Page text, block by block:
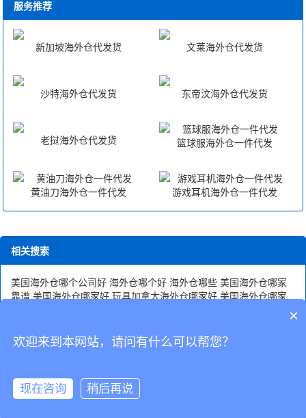
服务推荐
新加坡海外仓代发货 文莱海外仓代发货
沙特海外仓代发货 东帝汶海外仓代发货
老挝海外仓代发货 篮球服海外仓一件代发
黄油刀海外仓一件代发 游戏耳机海外仓一件代发
相关搜索
美国海外仓哪个公司好 海外仓哪个好 海外仓哪些 美国海外仓哪家
靠谱 美国海外仓哪家好 玩具加拿大海外仓哪家好 美国海外仓哪家
哪家好 英国海外仓哪个好 fba美国海外仓哪个便宜
CopyRight © 深圳市韬博供应链有限公司
×
欢迎来到本网站，请问有什么可以帮您？
现在咨询 稍后再说